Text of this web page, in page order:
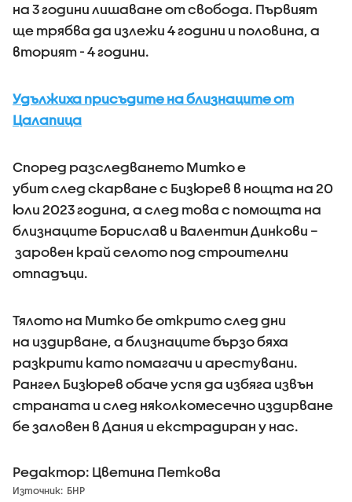
на 3 години лишаване от свобода. Първият
ще трябва да излежи 4 години и половина, а
вторият - 4 години.
Удължиха присъдите на близнаците от
Цалапица
Според разследването Митко е
убит след скарване с Бизюрев в нощта на 20
юли 2023 година, а след това с помощта на
близнаците Борислав и Валентин Динкови –
заровен край селото под строителни
отпадъци.
Тялото на Митко бе открито след дни
на издирване, а близнаците бързо бяха
разкрити като помагачи и арестувани.
Рангел Бизюрев обаче успя да избяга извън
страната и след няколкомесечно издирване
бе заловен в Дания и екстрадиран у нас.
Редактор: Цветина Петкова
Източник: БНР